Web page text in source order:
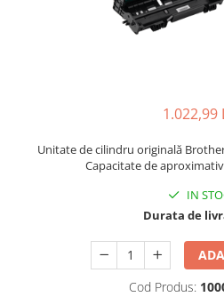
1.022,99
Unitate de cilindru originală
Capacitate de
IN
Durata de
Cod Produs: